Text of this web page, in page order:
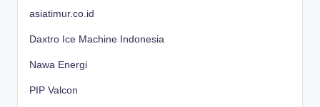
asiatimur.co.id
Daxtro Ice Machine Indonesia
Nawa Energi
PIP Valcon